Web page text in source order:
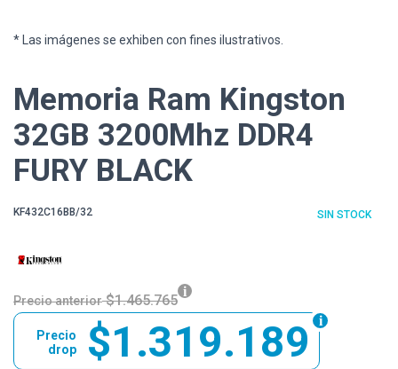
* Las imágenes se exhiben con fines ilustrativos.
Memoria Ram Kingston
32GB 3200Mhz DDR4
FURY BLACK
KF432C16BB/32 SIN STOCK
Precio anterior $1.465.765
$1.319.189
Precio
drop